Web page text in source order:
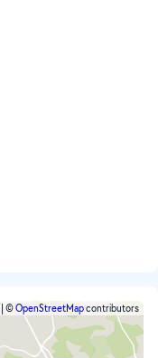
©OpenStreetMapcontributors